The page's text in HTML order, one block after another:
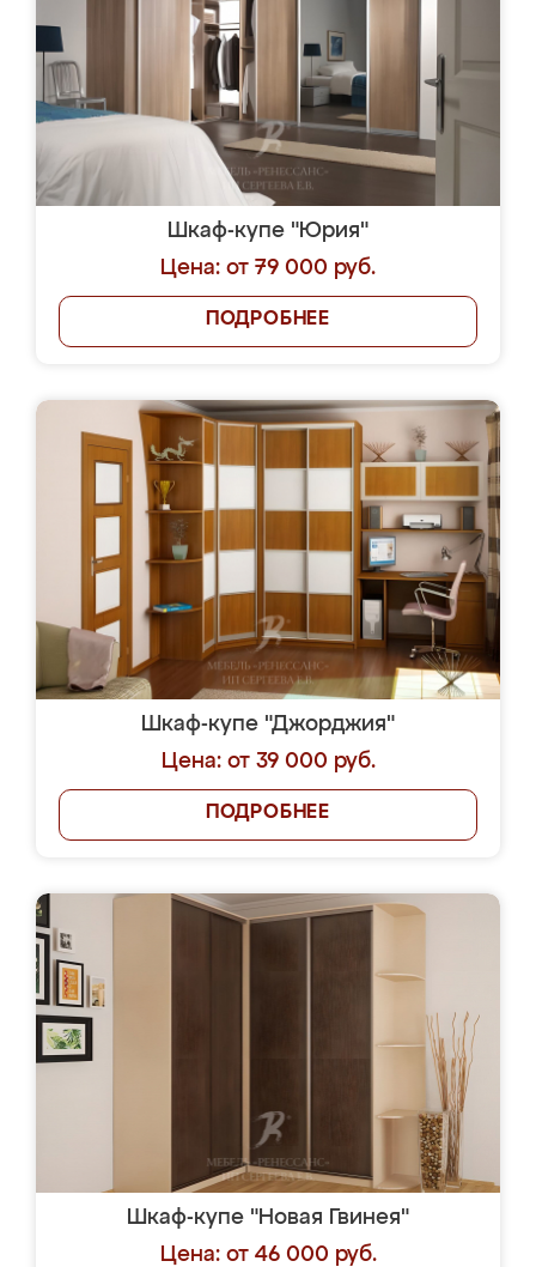
Шкаф-купе "Юрия"
Цена: от 79 000 руб.
ПОДРОБНЕЕ
Шкаф-купе "Джорджия"
Цена: от 39 000 руб.
ПОДРОБНЕЕ
Шкаф-купе "Новая Гвинея"
Цена: от 46 000 руб.